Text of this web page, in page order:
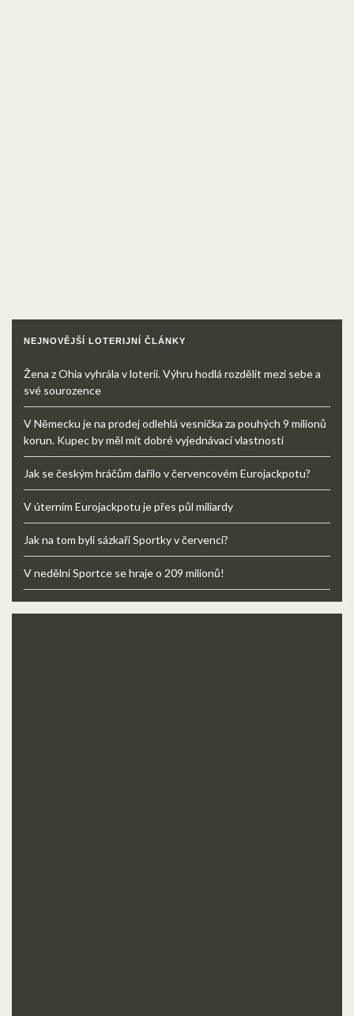
NEJNOVĚJŠÍ LOTERIJNÍ ČLÁNKY
Žena z Ohia vyhrála v loterii. Výhru hodlá rozdělit mezi sebe a
své sourozence
V Německu je na prodej odlehlá vesnička za pouhých 9 milionů
korun. Kupec by měl mít dobré vyjednávací vlastnosti
Jak se českým hráčům dařilo v červencovém Eurojackpotu?
V úterním Eurojackpotu je přes půl miliardy
Jak na tom byli sázkaři Sportky v červenci?
V nedělní Sportce se hraje o 209 milionů!